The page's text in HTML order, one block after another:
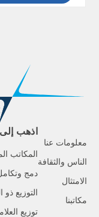
معلومات عنا
الناس والثقافة
الامتثال
مكاتبنا
اذهب
المكاتب
دمج
التوزيع ذو
توزيع